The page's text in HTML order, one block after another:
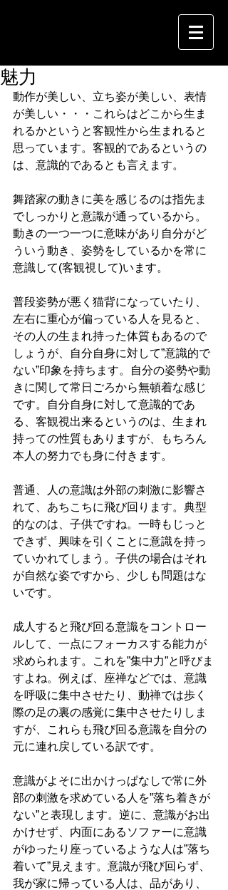
魅力
動作が美しい、立ち姿が美しい、表情
が美しい・・・これらはどこから生ま
れるかというと客観性から生まれると
思っています。客観的であるというの
は、意識的であるとも言えます。
舞踏家の動きに美を感じるのは指先ま
でしっかりと意識が通っているから。
動きの一つ一つに意味があり自分がど
ういう動き、姿勢をしているかを常に
意識して(客観視して)います。
普段姿勢が悪く猫背になっていたり、
左右に重心が偏っている人を見ると、
その人の生まれ持った体質もあるので
しょうが、自分自身に対して”意識的で
ない”印象を持ちます。自分の姿勢や動
きに関して常日ごろから無頓着な感じ
です。自分自身に対して意識的であ
る、客観視出来るというのは、生まれ
持っての性質もありますが、もちろん
本人の努力でも身に付きます。
普通、人の意識は外部の刺激に影響さ
れて、あちこちに飛び回ります。典型
的なのは、子供ですね。一時もじっと
できず、興味を引くことに意識を持っ
ていかれてしまう。子供の場合はそれ
が自然な姿ですから、少しも問題はな
いです。
成人すると飛び回る意識をコントロー
ルして、一点にフォーカスする能力が
求められます。これを”集中力”と呼びま
すよね。例えば、座禅などでは、意識
を呼吸に集中させたり、動禅では歩く
際の足の裏の感覚に集中させたりしま
すが、これらも飛び回る意識を自分の
元に連れ戻している訳です。
意識がよそに出かけっぱなしで常に外
部の刺激を求めている人を”落ち着きが
ない”と表現します。逆に、意識がお出
かけせず、内面にあるソファーに意識
がゆったり座っているような人は”落ち
着いて”見えます。意識が飛び回らず、
我が家に帰っている人は、品があり、